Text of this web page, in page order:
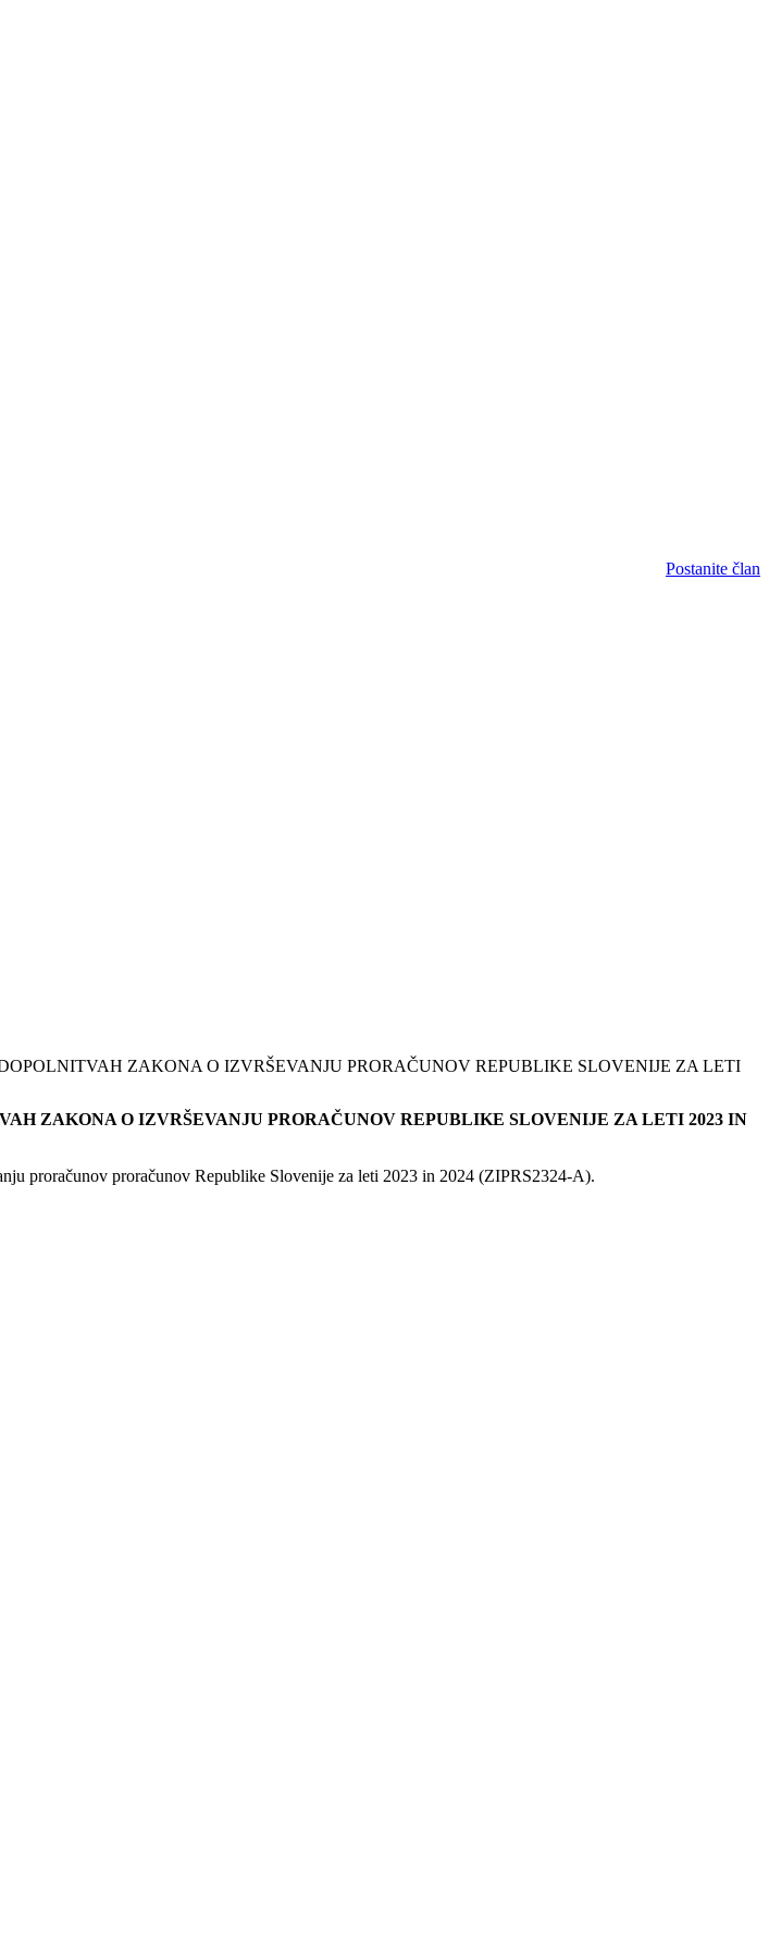
Postanite član
ZAKONA O IZVRŠEVANJU PRORAČUNOV REPUBLIKE SLOVENIJE ZA LETI
ZAKONA O IZVRŠEVANJU PRORAČUNOV REPUBLIKE SLOVENIJE ZA LETI 2023 IN
proračunov proračunov Republike Slovenije za leti 2023 in 2024 (ZIPRS2324-A).